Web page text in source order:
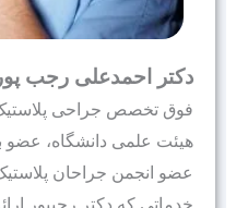
دکتر احمدعلی رجب پور
فوق تخصص جراحی
هيئت علمى دانشگاه، عضو
عضو انجمن جراحان
خدماتی که دکتر رجبپور